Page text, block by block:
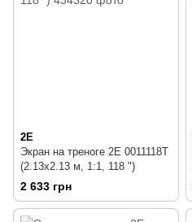
2E
Экран на треноге 2E 0011118T
(2.13x2.13 м, 1:1, 118 ")
2 633 грн